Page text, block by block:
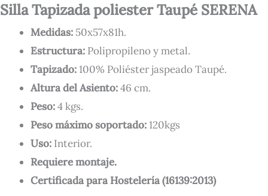
Silla Tapizada poliester Taupé SERENA
Medidas: 50x57x81h.
Estructura: Polipropileno y metal.
Tapizado:100% Poliéster jaspeado Taupé.
Altura del Asiento:46 cm.
Peso:4 kgs.
Peso máximo soportado:120kgs
Uso: Interior.
Requiere montaje.
Certificada para Hostelería (16139:2013)